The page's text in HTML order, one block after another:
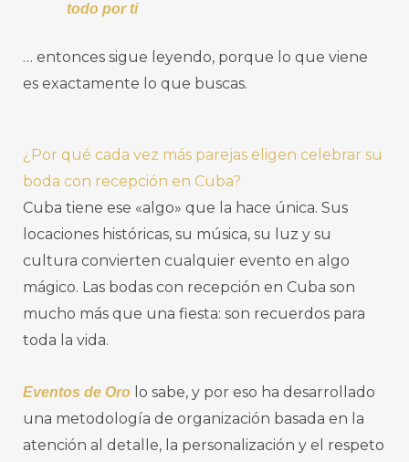
todo por ti
… entonces sigue leyendo, porque lo que viene
es exactamente lo que buscas.
¿Por qué cada vez más parejas eligen celebrar su
boda con recepción en Cuba?
Cuba tiene ese «algo» que la hace única. Sus
locaciones históricas, su música, su luz y su
cultura convierten cualquier evento en algo
mágico. Las bodas con recepción en Cuba son
mucho más que una fiesta: son recuerdos para
toda la vida.
Eventos de Oro lo sabe, y por eso ha desarrollado
una metodología de organización basada en la
atención al detalle, la personalización y el respeto